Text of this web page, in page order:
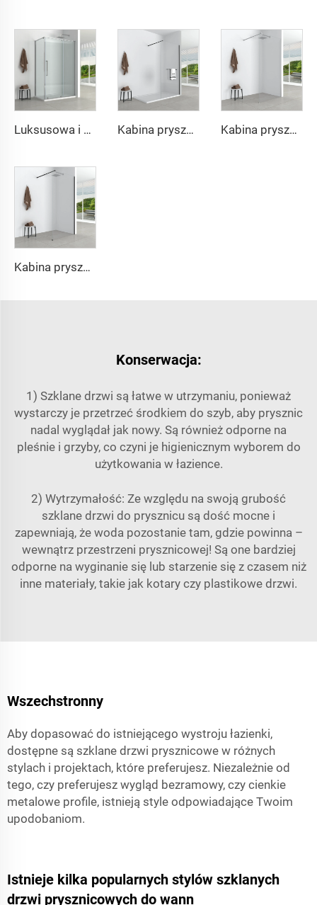
Luksusowa i prosta kabina łazienkowa w kształcie kwadratu Kabina prysznicowa z funkcją gładkiego przesuwania się Kabina prysznicowa z funkcją gładkiego przesuwania się
Kabina prysznicowa z funkcją gładkiego przesuwania się
Konserwacja:
1) Szklane drzwi są łatwe w utrzymaniu, ponieważ
wystarczy je przetrzeć środkiem do szyb, aby prysznic
nadal wyglądał jak nowy. Są również odporne na
pleśnie i grzyby, co czyni je higienicznym wyborem do
użytkowania w łazience.
2) Wytrzymałość: Ze względu na swoją grubość
szklane drzwi do prysznicu są dość mocne i
zapewniają, że woda pozostanie tam, gdzie powinna –
wewnątrz przestrzeni prysznicowej! Są one bardziej
odporne na wyginanie się lub starzenie się z czasem niż
inne materiały, takie jak kotary czy plastikowe drzwi.
Wszechstronny
Aby dopasować do istniejącego wystroju łazienki,
dostępne są szklane drzwi prysznicowe w różnych
stylach i projektach, które preferujesz. Niezależnie od
tego, czy preferujesz wygląd bezramowy, czy cienkie
metalowe profile, istnieją style odpowiadające Twoim
upodobaniom.
Istnieje kilka popularnych stylów szklanych
drzwi prysznicowych do wann